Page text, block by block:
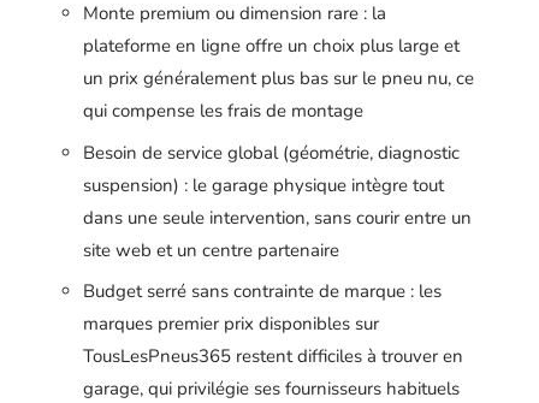
Monte premium ou dimension rare : la
plateforme en ligne offre un choix plus large et
un prix généralement plus bas sur le pneu nu, ce
qui compense les frais de montage
Besoin de service global (géométrie, diagnostic
suspension) : le garage physique intègre tout
dans une seule intervention, sans courir entre un
site web et un centre partenaire
Budget serré sans contrainte de marque : les
marques premier prix disponibles sur
TousLesPneus365 restent difficiles à trouver en
garage, qui privilégie ses fournisseurs habituels